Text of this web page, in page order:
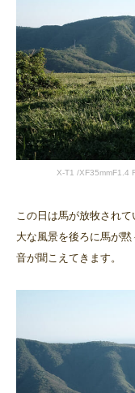
X-T1 /XF35mmF1.4
この日は馬が放牧され
大な風景を後ろに馬が
音が聞こえてきます。